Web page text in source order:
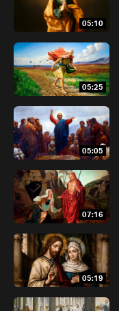
05:10
05:25
05:05
07:16
05:19